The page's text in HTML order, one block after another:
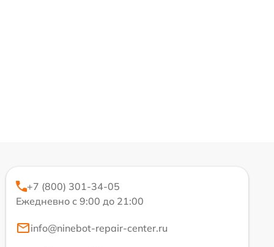
+7 (800) 301-34-05
Ежедневно с 9:00 до 21:00
info@ninebot-repair-center.ru